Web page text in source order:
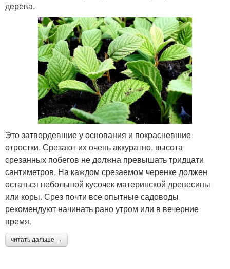
дерева.
Это затвердевшие у основания и покрасневшие
отростки. Срезают их очень аккуратно, высота
срезанных побегов не должна превышать тридцати
сантиметров. На каждом срезаемом черенке должен
остаться небольшой кусочек материнской древесины
или коры. Срез почти все опытные садоводы
рекомендуют начинать рано утром или в вечерние
время.
читать дальше →